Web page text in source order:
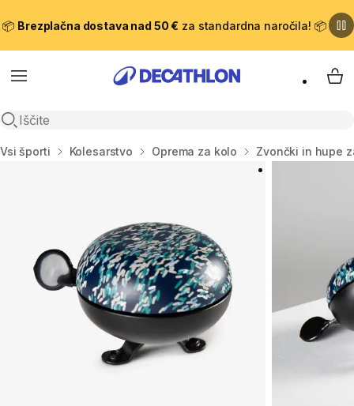
📦 Brezplačna dostava nad 50 € za standardna naročila! 📦
Meni
Odpri iskanje
Domov
Vsi športi Kolesarstvo Oprema za kolo Zvončki in hupe